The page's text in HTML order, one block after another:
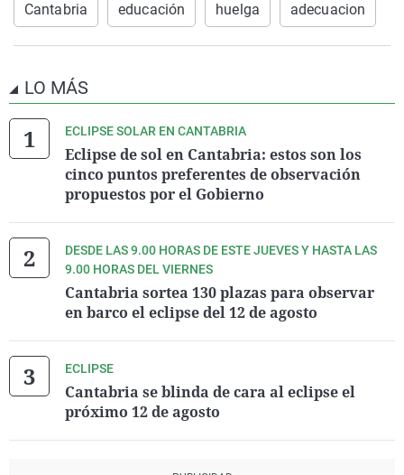
Cantabria educación huelga adecuacion
LO MÁS
ECLIPSE SOLAR EN CANTABRIA
Eclipse de sol en Cantabria: estos son los
cinco puntos preferentes de observación
propuestos por el Gobierno
DESDE LAS 9.00 HORAS DE ESTE JUEVES Y HASTA LAS
9.00 HORAS DEL VIERNES
Cantabria sortea 130 plazas para observar
en barco el eclipse del 12 de agosto
ECLIPSE
Cantabria se blinda de cara al eclipse el
próximo 12 de agosto